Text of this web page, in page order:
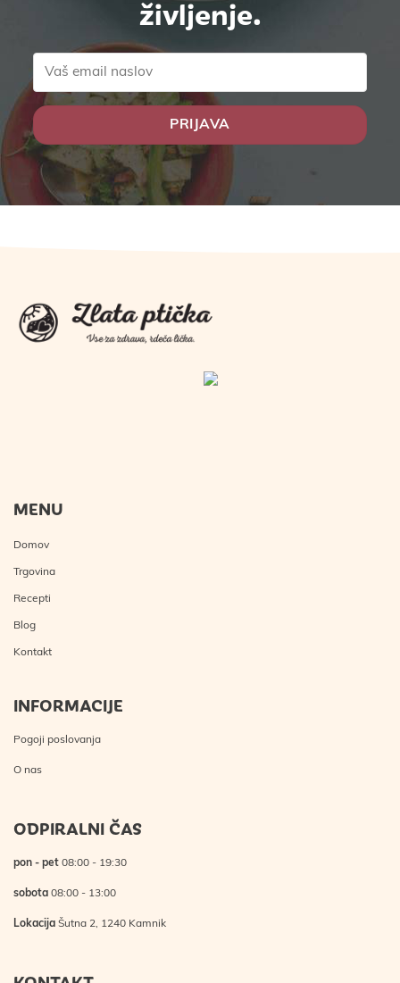
življenje.
MENU
Domov
Trgovina
Recepti
Blog
Kontakt
INFORMACIJE
Pogoji poslovanja
O nas
ODPIRALNI ČAS
pon - pet 08:00 - 19:30
sobota 08:00 - 13:00
Lokacija Šutna 2, 1240 Kamnik